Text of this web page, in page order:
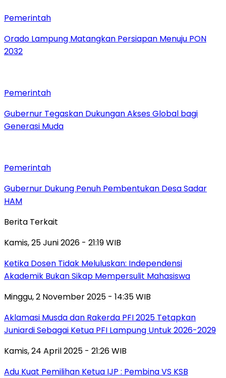
Pemerintah
Orado Lampung Matangkan Persiapan Menuju PON
2032
Pemerintah
Gubernur Tegaskan Dukungan Akses Global bagi
Generasi Muda
Pemerintah
Gubernur Dukung Penuh Pembentukan Desa Sadar
HAM
Berita Terkait
Kamis, 25 Juni 2026 - 21:19 WIB
Ketika Dosen Tidak Meluluskan: Independensi
Akademik Bukan Sikap Mempersulit Mahasiswa
Minggu, 2 November 2025 - 14:35 WIB
Aklamasi Musda dan Rakerda PFI 2025 Tetapkan
Juniardi Sebagai Ketua PFI Lampung Untuk 2026-2029
Kamis, 24 April 2025 - 21:26 WIB
Adu Kuat Pemilihan Ketua IJP : Pembina VS KSB